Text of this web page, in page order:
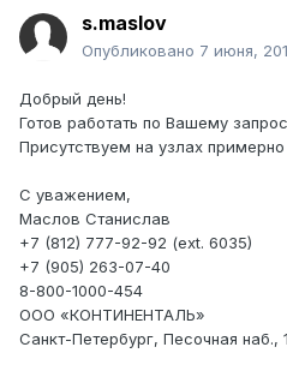
s.maslov
Опубликовано 7 июня,
Добрый день!
Готов работать по Вашему
Присутствуем на узлах
С уважением,
Маслов Станислав
+7 (812) 777-92-92 (ext. 6035)
+7 (905) 263-07-40
8-800-1000-454
ООО «КОНТИНЕНТАЛЬ»
Санкт-Петербург, Песочная наб.,